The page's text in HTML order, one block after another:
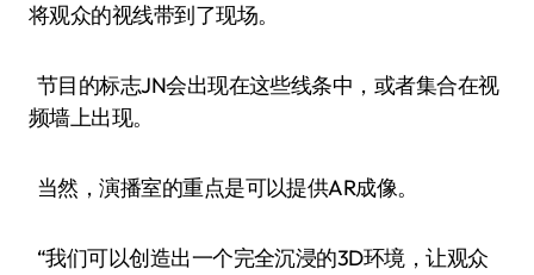
将观众的视线带到了现场。
节目的标志JN会出现在这些线条中，或者集合在视
频墙上出现。
当然，演播室的重点是可以提供AR成像。
“我们可以创造出一个完全沉浸的3D环境，让观众